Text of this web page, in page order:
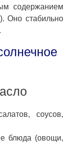
содержанием
Оно стабильно
соусов,
блюда (овощи,